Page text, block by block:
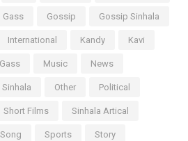
Gass Gossip Gossip Sinhala
International Kandy Kavi
Music News
Other Political
Short Films Sinhala Artical
Sports Story